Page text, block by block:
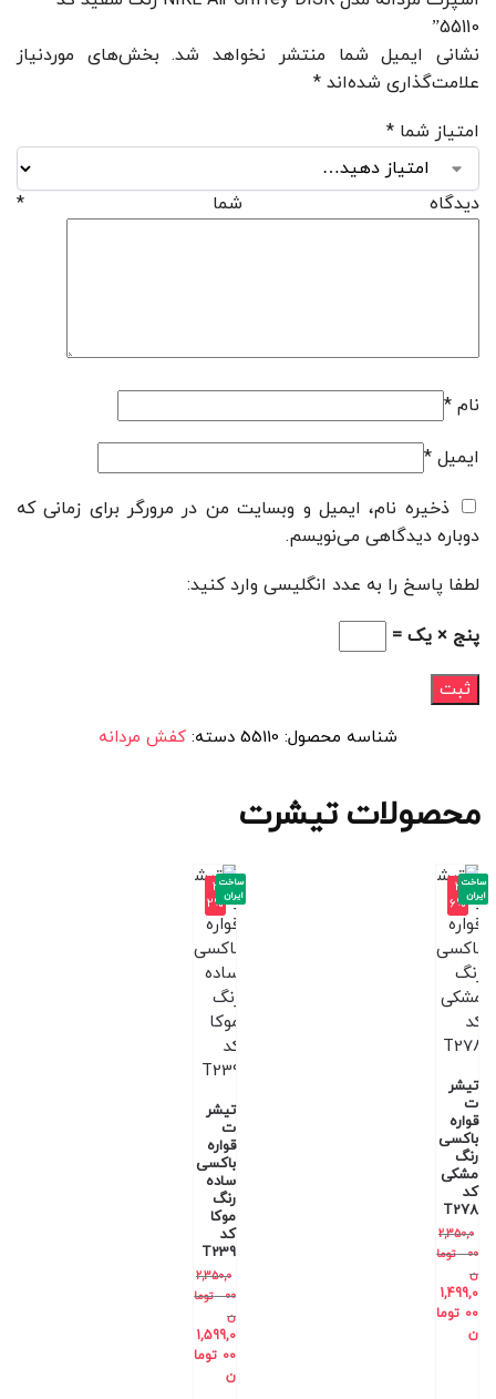
55110”
نشانی ایمیل شما منتشر نخواهد شد. بخش‌های موردنیاز
علامت‌گذاری شده‌اند *
امتیاز شما *
دیدگاه شما *
نام *
ایمیل *
ذخیره نام، ایمیل و وبسایت من در مرورگر برای زمانی که
دوباره دیدگاهی می‌نویسم.
لطفا پاسخ را به عدد انگلیسی وارد کنید:
پنج × یک =
شناسه محصول: 55110 دسته: کفش مردانه
محصولات تیشرت
-3
6%
تیشر
ت
قواره
باکسی
رنگ
مشکی
کد
T278
2,350,0
00
توما
ن
1,499,0
00 توما
ن
ساخت
ایران
-3
2%
تیشر
ت
قواره
باکسی
ساده
رنگ
موکا
کد
T239
2,350,0
00
توما
ن
1,599,0
00 توما
ن
ساخت
ایران